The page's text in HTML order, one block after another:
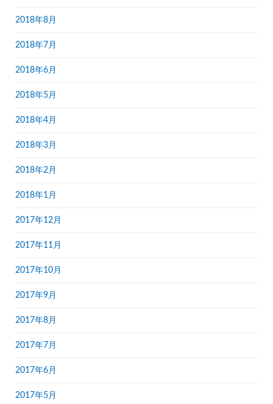
2018年8月
2018年7月
2018年6月
2018年5月
2018年4月
2018年3月
2018年2月
2018年1月
2017年12月
2017年11月
2017年10月
2017年9月
2017年8月
2017年7月
2017年6月
2017年5月